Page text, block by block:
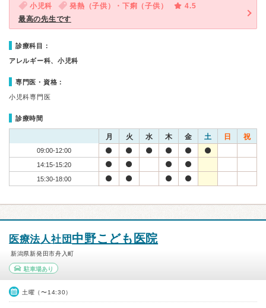
小児科 発熱（子供）・下痢（子供）
4.5
最高の先生です
診療科目：
アレルギー科、小児科
専門医・資格：
小児科専門医
診療時間
月 火 水 木 金 土 日 祝
09:00-12:00
14:15-15:20
15:30-18:00
医療法人社団 中野こども医院
新潟県新発田市舟入町
駐車場あり
土曜（〜14:30）